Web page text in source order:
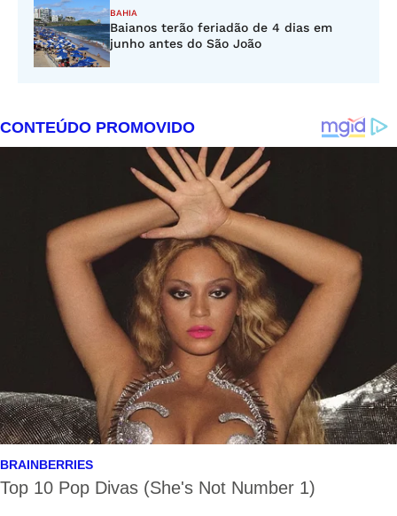
BAHIA
Baianos terão feriadão de 4 dias em
junho antes do São João